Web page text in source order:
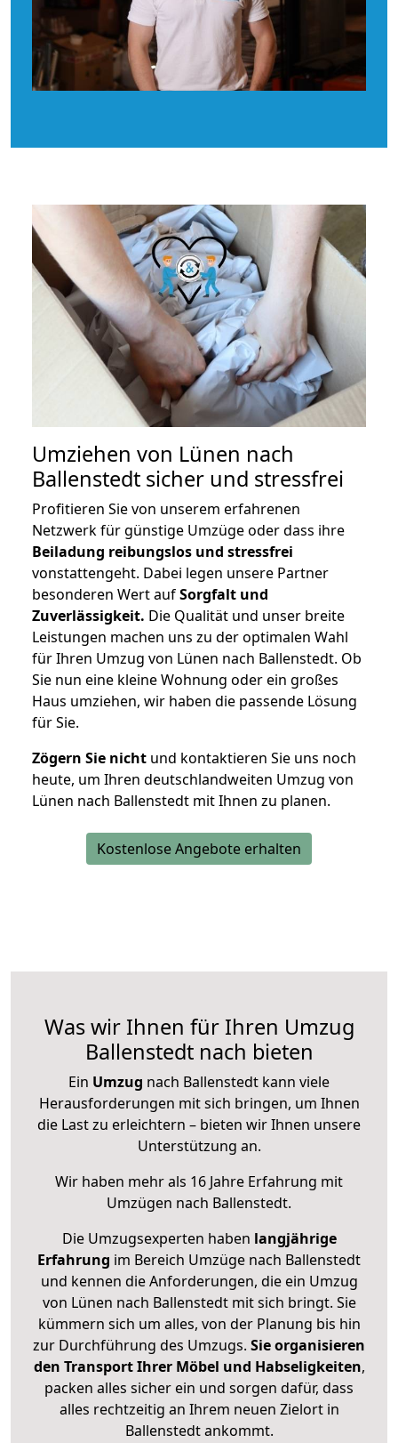
Umziehen von Lünen nach
Ballenstedt sicher und stressfrei
Profitieren Sie von unserem erfahrenen
Netzwerk für günstige Umzüge oder dass ihre
Beiladung reibungslos und stressfrei
vonstattengeht. Dabei legen unsere Partner
besonderen Wert aufSorgfalt und
Zuverlässigkeit. Die Qualität und unser breite
Leistungen machen uns zu der optimalen Wahl
für Ihren Umzug von Lünen nach Ballenstedt. Ob
Sie nun eine kleine Wohnung oder ein großes
Haus umziehen, wir haben die passende Lösung
für Sie.
Zögern Sie nicht und kontaktieren Sie uns noch
heute, um Ihren deutschlandweiten Umzug von
Lünen nach Ballenstedt mit Ihnen zu planen.
Kostenlose Angebote erhalten
Was wir Ihnen für Ihren Umzug
Ballenstedt nach bieten
Ein Umzug nach Ballenstedt kann viele
Herausforderungen mit sich bringen, um Ihnen
die Last zu erleichtern – bieten wir Ihnen unsere
Unterstützung an.
Wir haben mehr als 16 Jahre Erfahrung mit
Umzügen nach Ballenstedt.
Die Umzugsexperten haben langjährige
Erfahrung im Bereich Umzüge nach Ballenstedt
und kennen die Anforderungen, die ein Umzug
von Lünen nach Ballenstedt mit sich bringt. Sie
kümmern sich um alles, von der Planung bis hin
zur Durchführung des Umzugs. Sie organisieren
den Transport Ihrer Möbel und Habseligkeiten,
packen alles sicher ein und sorgen dafür, dass
alles rechtzeitig an Ihrem neuen Zielort in
Ballenstedt ankommt.